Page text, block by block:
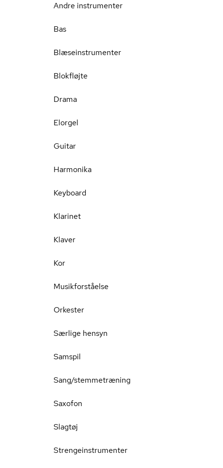
Andre instrumenter
Bas
Blæseinstrumenter
Blokfløjte
Drama
Elorgel
Guitar
Harmonika
Keyboard
Klarinet
Klaver
Kor
Musikforståelse
Orkester
Særlige hensyn
Samspil
Sang/stemmetræning
Saxofon
Slagtøj
Strengeinstrumenter